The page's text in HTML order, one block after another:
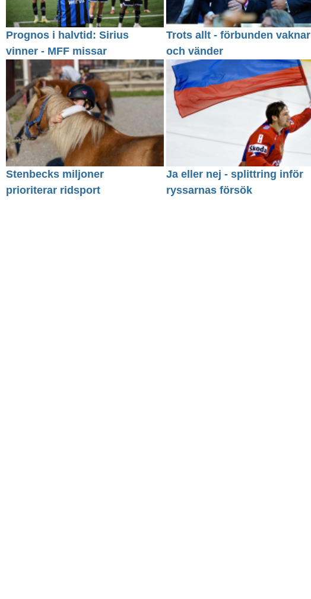
Prognos i halvtid: Sirius
vinner - MFF missar
Trots allt - förbunden vaknar
och vänder
Stenbecks miljoner
prioriterar ridsport
Ja eller nej - splittring inför
ryssarnas försök